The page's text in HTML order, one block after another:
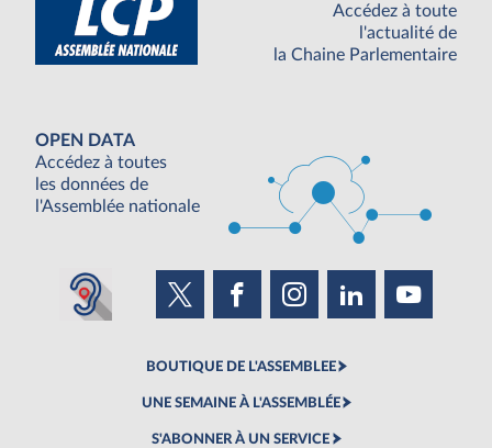
Accédez à toute
l'actualité de
la Chaine Parlementaire
OPEN DATA
Accédez à toutes
les données de
l'Assemblée nationale
BOUTIQUE DE L'ASSEMBLEE
UNE SEMAINE À L'ASSEMBLÉE
S'ABONNER À UN SERVICE